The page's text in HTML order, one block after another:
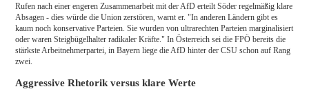
Rufen nach einer engeren Zusammenarbeit mit der AfD erteilt Söder regelmäßig klare
Absagen - dies würde die Union zerstören, warnt er. "In anderen Ländern gibt es
kaum noch konservative Parteien. Sie wurden von ultrarechten Parteien marginalisiert
oder waren Steigbügelhalter radikaler Kräfte." In Österreich sei die FPÖ bereits die
stärkste Arbeitnehmerpartei, in Bayern liege die AfD hinter der CSU schon auf Rang
zwei.
Aggressive Rhetorik versus klare Werte